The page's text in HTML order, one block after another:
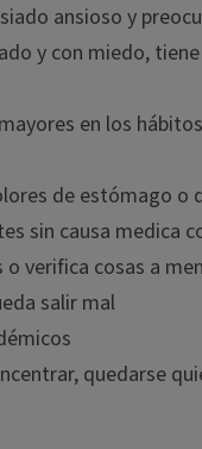
ansioso y
y con miedo,
en los
de estómago o
sin causa medica
o verifica cosas a
salir mal
quedarse